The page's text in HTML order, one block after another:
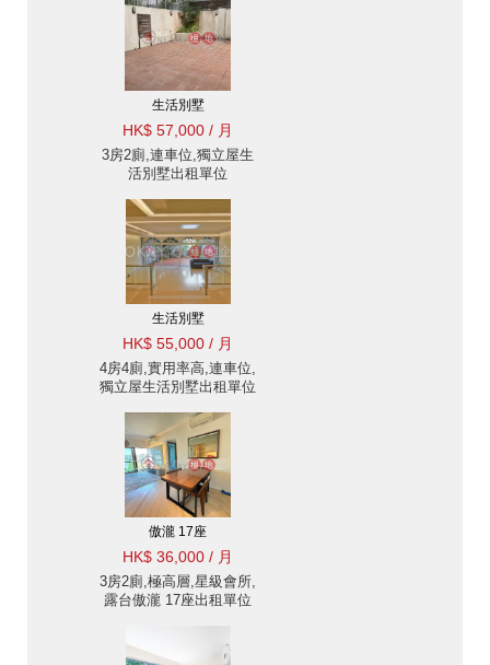
生活別墅
HK$ 57,000 / 月
3房2廁,連車位,獨立屋生
活別墅出租單位
生活別墅
HK$ 55,000 / 月
4房4廁,實用率高,連車位,
獨立屋生活別墅出租單位
傲瀧 17座
HK$ 36,000 / 月
3房2廁,極高層,星級會所,
露台傲瀧 17座出租單位